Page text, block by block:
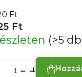
Ft
Ft
(>5